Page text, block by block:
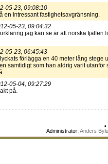
05-23, 09:08:10
en intressant fastighetsavgränsning.
05-23, 09:04:32
jag kan se är att norska fjällen
05-23, 06:45:43
förlägga en 40 meter lång stege
samtidigt som han aldrig varit utanför
05-04, 09:27:29
på.
Administrator: Anders